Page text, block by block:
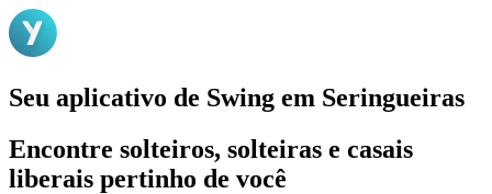
Seu aplicativo de Swing em Seringueiras
Encontre solteiros, solteiras e casais
liberais pertinho de você